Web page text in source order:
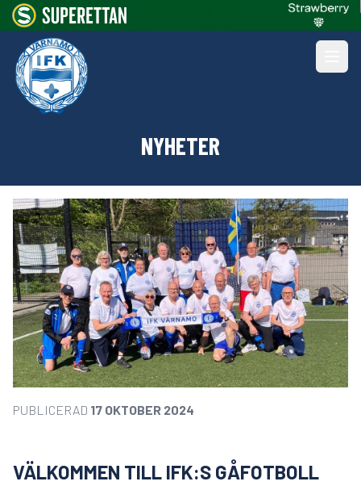
NYHETER
PUBLICERAD 17 OKTOBER 2024
VÄLKOMMEN TILL IFK:S GÅFOTBOLL